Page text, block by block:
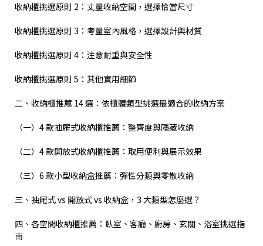
收納櫃挑選原則 2：丈量收納空間，選擇恰當尺寸
收納櫃挑選原則 3：考量室內風格，選擇設計與材質
收納櫃挑選原則 4：注意耐重與安全性
收納櫃挑選原則 5：其他實用細節
二、收納櫃推薦 14 選：依櫃體類型挑選最適合的收納方案
（一）4 款抽屜式收納櫃推薦：整齊度與隱藏收納
（二）4 款開放式收納櫃推薦：取用便利與展示效果
（三）6 款小型收納盒推薦：彈性分類與零散收納
三、抽屜式 vs 開放式 vs 收納盒，3 大類型怎麼選？
四、各空間收納櫃推薦：臥室、客廳、廚房、玄關、浴室挑選指
南